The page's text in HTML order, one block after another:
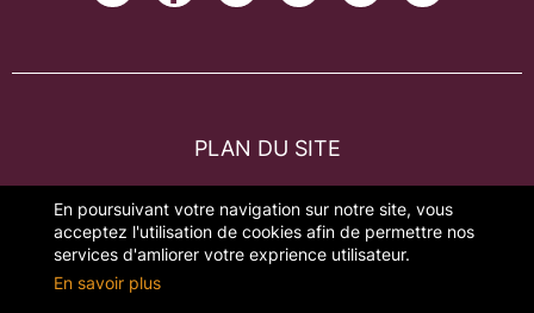
En poursuivant votre navigation sur notre site, vous
acceptez l'utilisation de cookies afin de permettre nos
services d'amliorer votre exprience utilisateur.
En savoir plus
PLAN DU SITE
MENTIONS LÉGALES
GESTION DES COOKIES